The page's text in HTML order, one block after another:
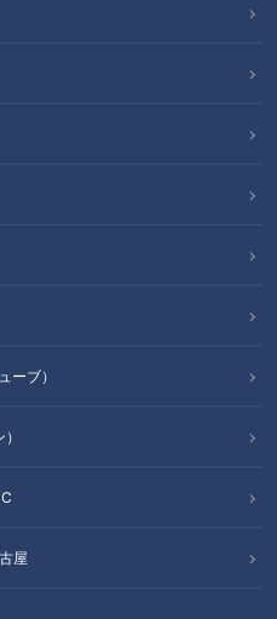
ーブ）
屋
ション写真は、果たして成功
ズニ塩湖”！撮影のポイントは
技リフレクション写真！
の“ハズニ塩湖”！撮影の